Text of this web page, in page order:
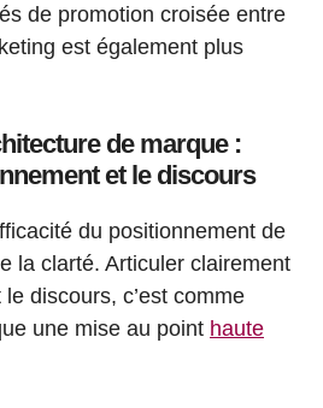
de promotion croisée entre
est également plus
de marque :
et le discours
du positionnement de
la clarté. Articuler clairement
discours, c’est comme
une mise au point haute